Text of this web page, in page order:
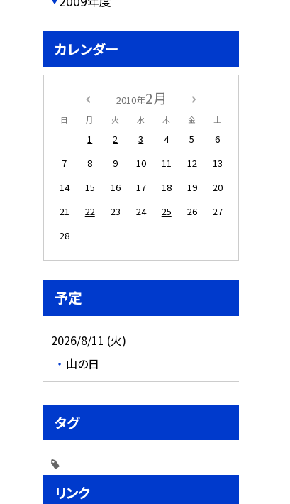
カレンダー
2010年2月
日 月 火 水 木 金 土
1 2 3 4 5
6
7
8 9 10 11 12
13
14
15 16 17 18 19
20
21
22 23 24 25 26
27
28
予定
2026/8/11 (火)
山の日
タグ
リンク